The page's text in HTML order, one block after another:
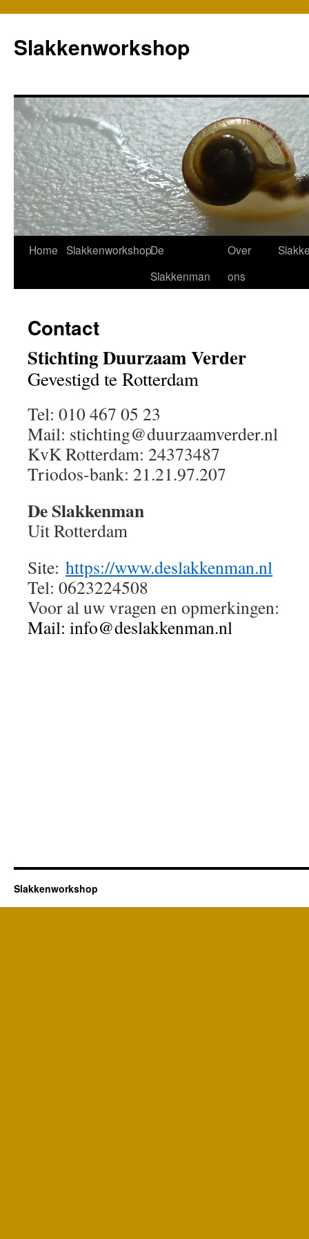
Slakkenworkshop
Home SlakkenworkshopDe
Slakkenman
Over
ons
Contact
Stichting Duurzaam Verder
Gevestigd te Rotterdam
Tel: 010 467 05 23
Mail: stichting@duurzaamverder.nl
KvK Rotterdam: 24373487
Triodos-bank: 21.21.97.207
De Slakkenman
Uit Rotterdam
Site: https://www.deslakkenman.nl
Tel: 0623224508
Voor al uw vragen en opmerkingen:
Mail: info@deslakkenman.nl
Slakkenworkshop